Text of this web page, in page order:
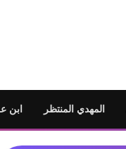
المهدي المنتظر ابن